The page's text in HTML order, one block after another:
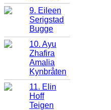
9. Eileen
Serigstad
Bugge
10. Ayu
Zhafira
Amalia
Kynbråten
11. Elin
Hoff
Teigen